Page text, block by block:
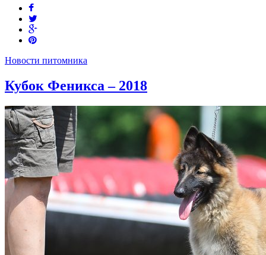
Новости питомника
Кубок Феникса – 2018